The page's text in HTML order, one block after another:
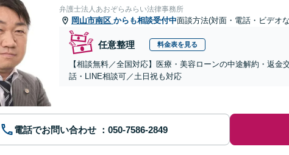
弁護士法人あおぞらみらい法律事務所
岡山市南区 からも相談受付中面談方法(対面・電話・ビデオ
任意整理 料金表を見る
【相談無料／全国対応】医療・美容ローンの中途解約・返
話・LINE相談可／土日祝も対応
電話でお問い合わせ